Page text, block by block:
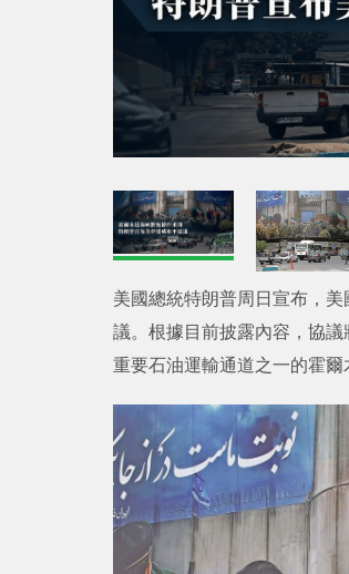
美國總統特朗普周日宣布，
議。根據目前披露內容，協
重要石油運輸通道之一的霍爾